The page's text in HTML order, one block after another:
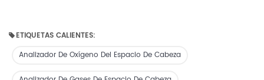
ETIQUETAS CALIENTES:
Analizador De Oxígeno Del Espacio De Cabeza